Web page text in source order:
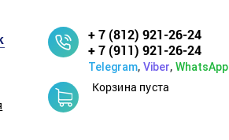
+ 7 (812) 921-26-24
+ 7 (911) 921-26-24
Telegram, Viber, WhatsApp
Корзина пуста